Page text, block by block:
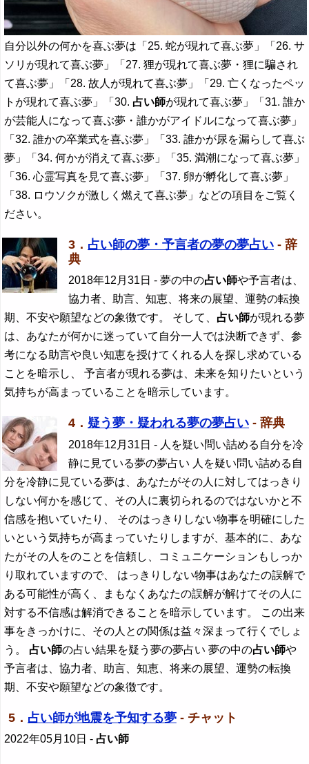
自分以外の何かを喜ぶ夢は「25. 蛇が現れて喜ぶ夢」「26. サ
ソリが現れて喜ぶ夢」「27. 狸が現れて喜ぶ夢・狸に騙され
て喜ぶ夢」「28. 故人が現れて喜ぶ夢」「29. 亡くなったペッ
トが現れて喜ぶ夢」「30. 占い師が現れて喜ぶ夢」「31. 誰か
が芸能人になって喜ぶ夢・誰かがアイドルになって喜ぶ夢」
「32. 誰かの卒業式を喜ぶ夢」「33. 誰かが尿を漏らして喜ぶ
夢」「34. 何かが消えて喜ぶ夢」「35. 満潮になって喜ぶ夢」
「36. 心霊写真を見て喜ぶ夢」「37. 卵が孵化して喜ぶ夢」
「38. ロウソクが激しく燃えて喜ぶ夢」などの項目をご覧く
ださい。
3． 占い師の夢・予言者の夢の夢占い - 辞
典
2018年12月31日 - 夢の中の占い師や予言者は、
協力者、助言、知恵、将来の展望、運勢の転換
期、不安や願望などの象徴です。 そして、 占い師が現れる夢
は、あなたが何かに迷っていて自分一人では決断できず、参
考になる助言や良い知恵を授けてくれる人を探し求めている
ことを暗示し、 予言者が現れる夢は、未来を知りたいという
気持ちが高まっていることを暗示しています。
4． 疑う夢・疑われる夢の夢占い - 辞典
2018年12月31日 - 人を疑い問い詰める自分を冷
静に見ている夢の夢占い 人を疑い問い詰める自
分を冷静に見ている夢は、あなたがその人に対してはっきり
しない何かを感じて、その人に裏切られるのではないかと不
信感を抱いていたり、 そのはっきりしない物事を明確にした
いという気持ちが高まっていたりしますが、基本的に、あな
たがその人をのことを信頼し、コミュニケーションもしっか
り取れていますので、 はっきりしない物事はあなたの誤解で
ある可能性が高く、まもなくあなたの誤解が解けてその人に
対する不信感は解消できることを暗示しています。 この出来
事をきっかけに、その人との関係は益々深まって行くでしょ
う。 占い師の占い結果を疑う夢の夢占い 夢の中の占い師や
予言者は、協力者、助言、知恵、将来の展望、運勢の転換
期、不安や願望などの象徴です。
5． 占い師が地震を予知する夢- チャット
2022年05月10日 - 占い師